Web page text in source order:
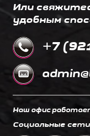
Или
удобным
+7
Наш офис
Социальные